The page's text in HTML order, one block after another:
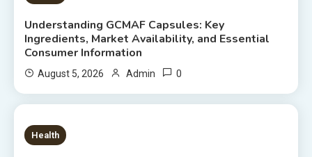
Understanding GCMAF Capsules: Key
Ingredients, Market Availability, and Essential
Consumer Information
August 5, 2026 Admin 0
8 MINS READ
Health